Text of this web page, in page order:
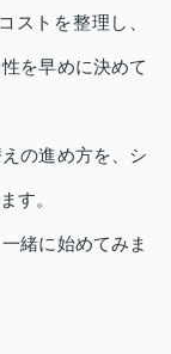
ストを整理し、
を早めに決めて
の進め方を、シ
す。
緒に始めてみま